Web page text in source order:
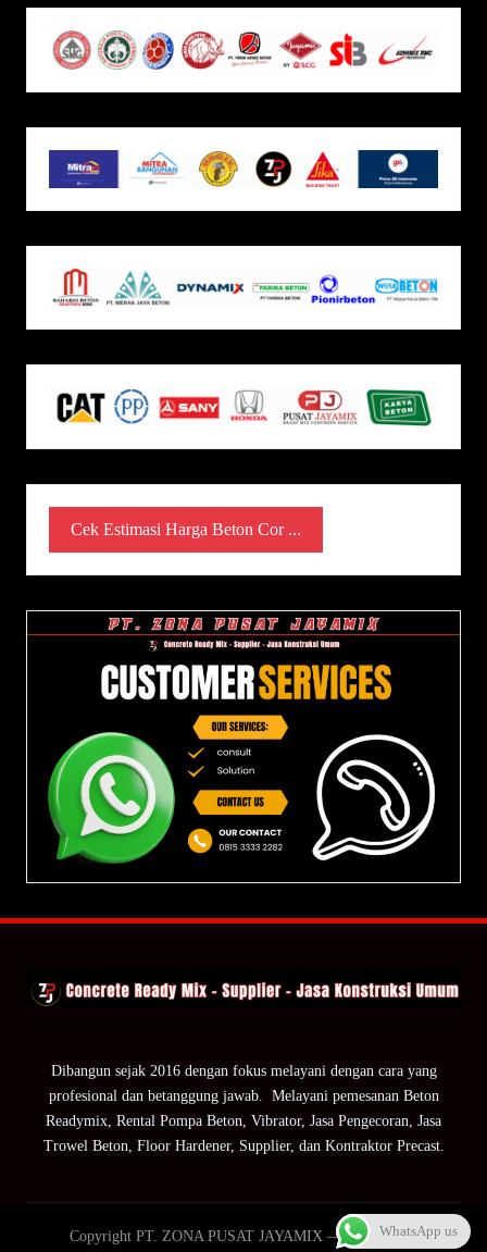
Cek Estimasi Harga Beton Cor ...
Dibangun sejak 2016 dengan fokus melayani dengan cara yang
profesional dan betanggung jawab. Melayani pemesanan Beton
Readymix, Rental Pompa Beton, Vibrator, Jasa Pengecoran, Jasa
Trowel Beton, Floor Hardener, Supplier, dan Kontraktor Precast.
Copyright PT. ZONA PUSAT JAYAMIX — ZPJ Group.WhatsApp us